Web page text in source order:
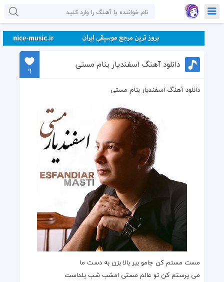
دانلود آهنگ اسفندیار بنام مستی
9
دانلود آهنگ اسفندیار بنام مستی
مست مستم کن جامو ببر بالا بزن به دست ما
می پرستم کن تو عالم مستی امشب شب یلداست